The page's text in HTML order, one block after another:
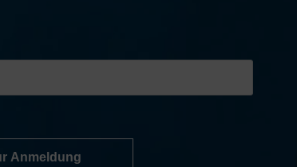
Anmeldung